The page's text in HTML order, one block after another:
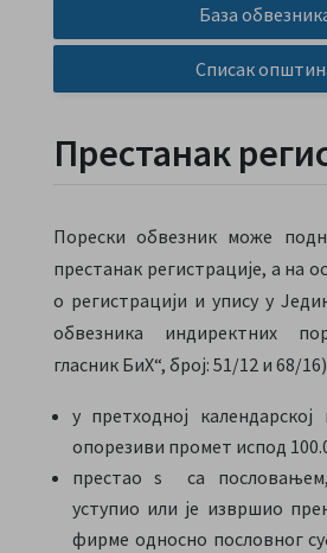
База
Списак
Престанак
Порески обвезник може
престанак регистрације, а на
о регистрацији и упису у
обвезника индиректних
гласник БиХ“, број: 51/12 и 68/
у претходној
опорезиви промет испод
престао s са
уступио или је извршио
фирме односно пословног